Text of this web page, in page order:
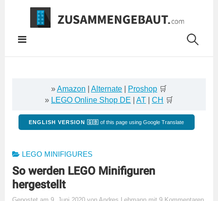
Springe
Inhalt
»Amazon Alternate Proshop 🛒
» LEGO Online Shop DE AT CH 🛒
ENGLISH VERSION 🇬🇧 of this page using Google Translate
LEGO MINIFIGURES
So werden LEGO Minifiguren
hergestellt